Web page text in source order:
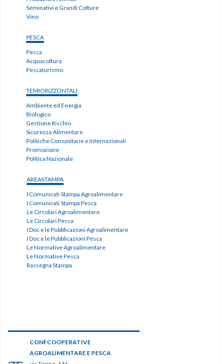
CONFCOOPERATIVE
AGROALIMENTARE E PESCA
Seminativi e Grandi Colture
Vino
PESCA
Pesca
Acquacoltura
Pescaturismo
TEMIORIZZONTALI
Ambiente ed Energia
Biologico
Gestione Rischio
Sicurezza Alimentare
Politiche Comunitarie e Internazionali
Promozione
Politica Nazionale
AREASTAMPA
I Comunicati Stampa Agroalimentare
I Comunicati Stampa Pesca
Le Circolari Agroalimentare
Le Circolari Pesca
I Doc e le Pubblicazioni Agroalimentare
I Doc e le Pubblicazioni Pesca
Le Normative Agroalimentare
Le Normative Pesca
Rassegna Stampa